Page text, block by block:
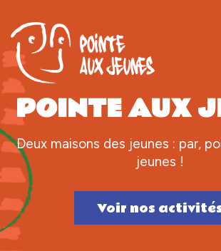
POINTEAUX
Deux maisons des jeunes : par,
jeunes !
Voir nos